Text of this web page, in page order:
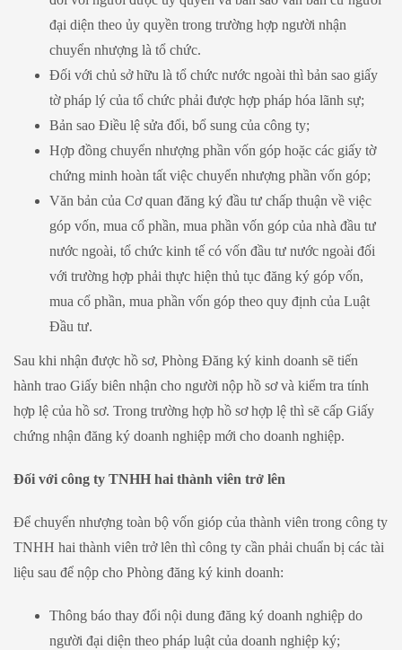
đại diện theo ủy quyền trong trường hợp người nhận
chuyển nhượng là tổ chức.
Đối với chủ sở hữu là tổ chức nước ngoài thì bản sao giấy
tờ pháp lý của tổ chức phải được hợp pháp hóa lãnh sự;
Bản sao Điều lệ sửa đổi, bổ sung của công ty;
Hợp đồng chuyển nhượng phần vốn góp hoặc các giấy tờ
chứng minh hoàn tất việc chuyển nhượng phần vốn góp;
Văn bản của Cơ quan đăng ký đầu tư chấp thuận về việc
góp vốn, mua cổ phần, mua phần vốn góp của nhà đầu tư
nước ngoài, tổ chức kinh tế có vốn đầu tư nước ngoài đối
với trường hợp phải thực hiện thủ tục đăng ký góp vốn,
mua cổ phần, mua phần vốn góp theo quy định của Luật
Đầu tư.
Sau khi nhận được hồ sơ, Phòng Đăng ký kinh doanh sẽ tiến
hành trao Giấy biên nhận cho người nộp hồ sơ và kiểm tra tính
hợp lệ của hồ sơ. Trong trường hợp hồ sơ hợp lệ thì sẽ cấp Giấy
chứng nhận đăng ký doanh nghiệp mới cho doanh nghiệp.
Đối với công ty TNHH hai thành viên trở lên
Để chuyển nhượng toàn bộ vốn gióp của thành viên trong công ty
TNHH hai thành viên trở lên thì công ty cần phải chuẩn bị các tài
liệu sau để nộp cho Phòng đăng ký kinh doanh:
Thông báo thay đổi nội dung đăng ký doanh nghiệp do
người đại diện theo pháp luật của doanh nghiệp ký;